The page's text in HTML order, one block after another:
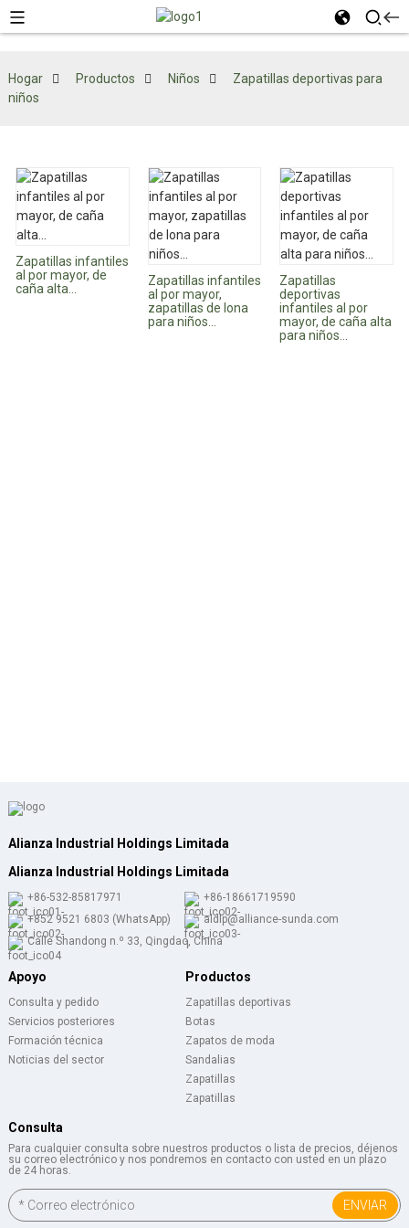
Hogar Productos Niños
Zapatillas deportivas para
niños
Zapatillas infantiles
al por mayor, de
caña alta...
Zapatillas infantiles
al por mayor,
zapatillas de lona
para niños...
Zapatillas
deportivas
infantiles al por
mayor, de caña alta
para niños...
Alianza Industrial Holdings Limitada
Alianza Industrial Holdings Limitada
+86-532-85817971
+86-18661719590
+852 9521 6803 (WhatsApp)
aldlp@alliance-sunda.com
Calle Shandong n.º 33, Qingdao, China
Apoyo
Consulta y pedido
Servicios posteriores
Formación técnica
Noticias del sector
Productos
Zapatillas deportivas
Botas
Zapatos de moda
Sandalias
Zapatillas
Zapatillas
Consulta
Para cualquier consulta sobre nuestros productos o lista de precios, déjenos
su correo electrónico y nos pondremos en contacto con usted en un plazo
de 24 horas.
ENVIAR